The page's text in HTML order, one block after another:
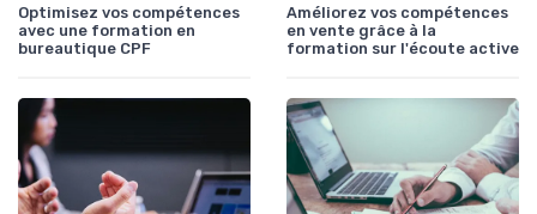
Optimisez vos compétences
avec une formation en
bureautique CPF
Améliorez vos compétences
en vente grâce à la
formation sur l'écoute active